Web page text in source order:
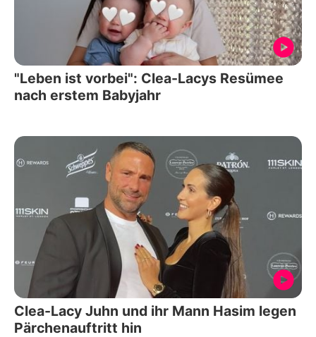
"Leben ist vorbei": Clea-Lacys Resümee
nach erstem Babyjahr
Clea-Lacy Juhn und ihr Mann Hasim legen
Pärchenauftritt hin